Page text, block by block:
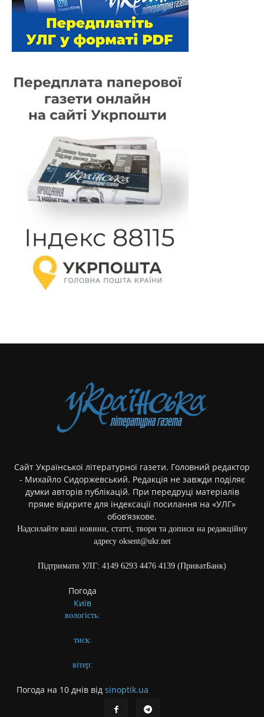
Сайт Української літературної газети. Головний редактор
- Михайло Сидоржевський. Редакція не завжди поділяє
думки авторів публікацій. При передруці матеріалів
пряме відкрите для індексації посилання на «УЛГ»
обов’язкове.
Надсилайте ваші новини, статті, твори та дописи на редакційну
адресу oksent@ukr.net
Підтримати УЛГ: 4149 6293 4476 4139 (ПриватБанк)
Погода
Київ
вологість:
тиск:
вітер:
Погода на 10 днів від sinoptik.ua